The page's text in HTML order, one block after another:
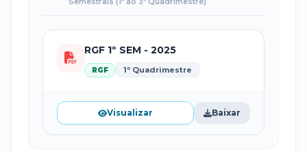
RGF 1º SEM - 2025
RGF 1º Quadrimestre
Visualizar Baixar